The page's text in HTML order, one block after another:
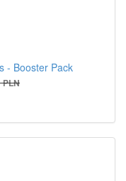
- Booster Pack
PLN